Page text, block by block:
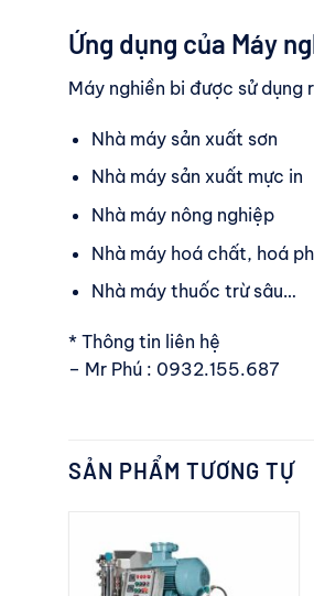
Ứng dụng của Máy
Máy nghiền bi được sử dụng
Nhà máy sản xuất sơn
Nhà máy sản xuất mực in
Nhà máy nông nghiệp
Nhà máy hoá chất, hoá
Nhà máy thuốc trừ sâu…
* Thông tin liên hệ
– Mr Phú : 0932.155.687
SẢN PHẨM TƯƠNG TỰ